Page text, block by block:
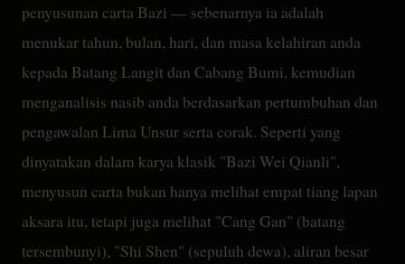
penyusunan carta Bazi — sebenarnya ia adalah
menukar tahun, bulan, hari, dan masa kelahiran anda
kepada Batang Langit dan Cabang Bumi, kemudian
menganalisis nasib anda berdasarkan pertumbuhan dan
pengawalan Lima Unsur serta corak. Seperti yang
dinyatakan dalam karya klasik "Bazi Wei Qianli",
menyusun carta bukan hanya melihat empat tiang lapan
aksara itu, tetapi juga melihat "Cang Gan" (batang
tersembunyi), "Shi Shen" (sepuluh dewa), aliran besar